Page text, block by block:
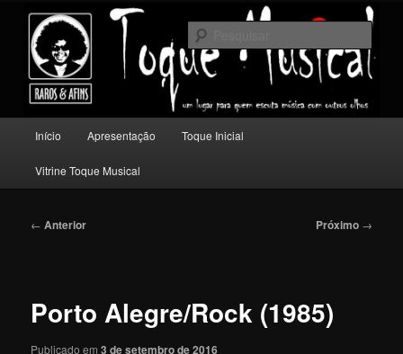
conteúdo
principalToque Musical
Um lugar para quem escuta música com outros olhos.
principal
Início Apresentação Toque Inicial
Vitrine Toque Musical
Navegação
← Anterior Próximo →
Porto Alegre/Rock (1985)
Publicado em3 de setembro de 2016